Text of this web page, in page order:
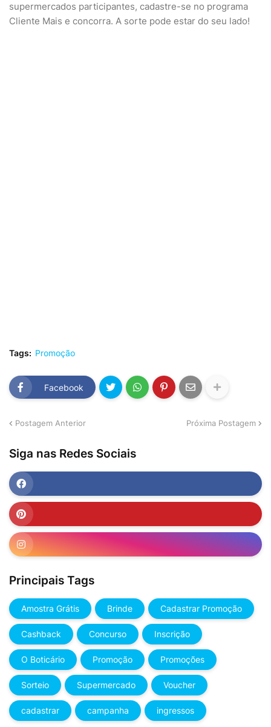
supermercados participantes, cadastre-se no programa
Cliente Mais e concorra. A sorte pode estar do seu lado!
Tags: Promoção
Facebook
Postagem Anterior Próxima Postagem
Siga nas Redes Sociais
Principais Tags
Amostra Grátis Brinde Cadastrar Promoção
Cashback Concurso Inscrição
O Boticário Promoção Promoções
Sorteio Supermercado Voucher
cadastrar campanha ingressos